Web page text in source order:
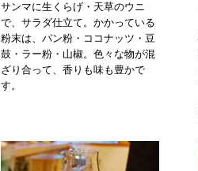
サンマに生くらげ・天草のウニ
で、サラダ仕立て。かかっている
粉末は、パン粉・ココナッツ・豆
鼓・ラー粉・山椒。色々な物が混
ざり合って、香りも味も豊かで
す。